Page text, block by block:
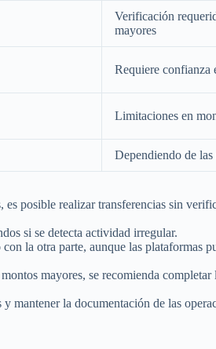
Verificación
mayores
Requiere confianza
Limitaciones en
Dependiendo de
posible realizar transferencias sin
si se detecta actividad irregular.
la otra parte, aunque las plataformas
mayores, se recomienda
mantener la documentación de las